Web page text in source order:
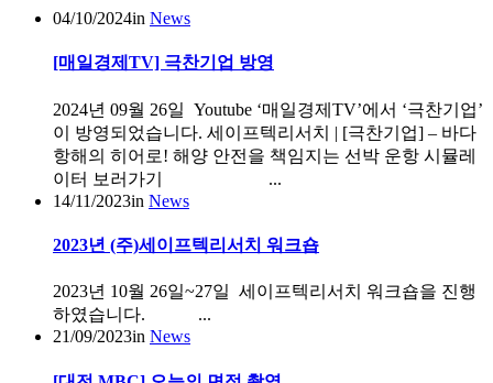
04/10/2024in News
[매일경제TV] 극찬기업 방영
2024년 09월 26일 Youtube ‘매일경제TV’에서 ‘극찬기업’
이 방영되었습니다. 세이프텍리서치 | [극찬기업] – 바다
항해의 히어로! 해양 안전을 책임지는 선박 운항 시뮬레
이터 보러가기 ...
14/11/2023in News
2023년 (주)세이프텍리서치 워크숍
2023년 10월 26일~27일 세이프텍리서치 워크숍을 진행
하였습니다. ...
21/09/2023in News